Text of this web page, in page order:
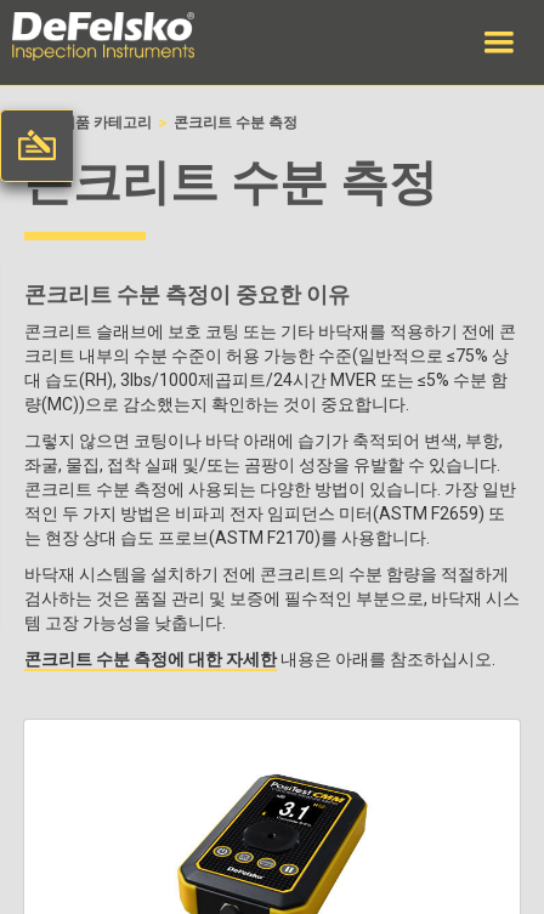
제품 카테고리 > 콘크리트 수분 측정
콘크리트 수분 측정
콘크리트 수분 측정이 중요한 이유
콘크리트 슬래브에 보호 코팅 또는 기타 바닥재를 적용하기 전에 콘
크리트 내부의 수분 수준이 허용 가능한 수준(일반적으로 ≤75% 상
대 습도(RH), 3lbs/1000제곱피트/24시간 MVER 또는 ≤5% 수분 함
량(MC))으로 감소했는지 확인하는 것이 중요합니다.
그렇지 않으면 코팅이나 바닥 아래에 습기가 축적되어 변색, 부항,
좌굴, 물집, 접착 실패 및/또는 곰팡이 성장을 유발할 수 있습니다.
콘크리트 수분 측정에 사용되는 다양한 방법이 있습니다. 가장 일반
적인 두 가지 방법은 비파괴 전자 임피던스 미터(ASTM F2659) 또
는 현장 상대 습도 프로브(ASTM F2170)를 사용합니다.
바닥재 시스템을 설치하기 전에 콘크리트의 수분 함량을 적절하게
검사하는 것은 품질 관리 및 보증에 필수적인 부분으로, 바닥재 시스
템 고장 가능성을 낮춥니다.
콘크리트 수분 측정에 대한 자세한내용은 아래를 참조하십시오.